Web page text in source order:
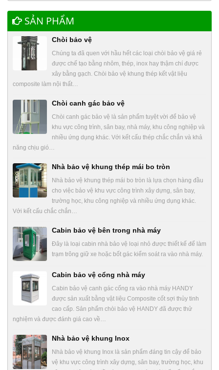
SẢN PHẨM
Chòi bảo vệ
Chúng ta đã quen với hầu hết các loại chòi bảo vệ giá rẻ
được chế tạo bằng nhôm, thép, inox hay thậm chí được
xây bằng gạch. Chòi bảo vệ khung thép kết vật liệu
composite làm nội thất…
Chòi canh gác bảo vệ
Chòi canh gác bảo vệ là sản phẩm tuyệt vời để bảo vệ
khu vực công trình, sân bay, nhà máy, khu công nghiệp và
nhiều ứng dụng khác. Với kết cấu thép chắc chắn và khả
năng chịu gió…
Nhà bảo vệ khung thép mái bo tròn
Nhà bảo vệ khung thép mái bo tròn là lựa chọn hàng đầu
cho việc bảo vệ khu vực công trình xây dựng, sân bay,
trường học, khu công nghiệp và nhiều ứng dụng khác.
Với kết cấu chắc chắn…
Cabin bảo vệ bên trong nhà máy
Đây là loại cabin nhà bảo vệ loại nhỏ được thiết kế để làm
trạm trông giữ xe hoặc bốt gác kiểm soát ra vào nhà máy.
Cabin bảo vệ cổng nhà máy
Cabin bảo vệ canh gác cổng ra vào nhà máy HANDY
được sản xuất bằng vật liệu Composite cốt sợi thủy tinh
cao cấp. Sản phẩm chòi bảo vệ HANDY đã được thử
nghiệm và được đánh giá cao về…
Nhà bảo vệ khung Inox
Nhà bảo vệ khung Inox là sản phẩm đáng tin cậy để bảo
vệ khu vực công trình xây dựng, sân bay, trường học, khu